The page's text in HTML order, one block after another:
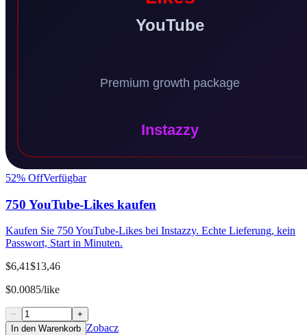
52% OffVerfügbar
750 YouTube-Likes kaufen
Kaufen Sie 750 YouTube-Likes bei Instazzy. Echte Lieferung, kein
Passwort, Start in Minuten.
$6,41$13,46
$0.0085/like
−
+
In den Warenkorb Zobacz